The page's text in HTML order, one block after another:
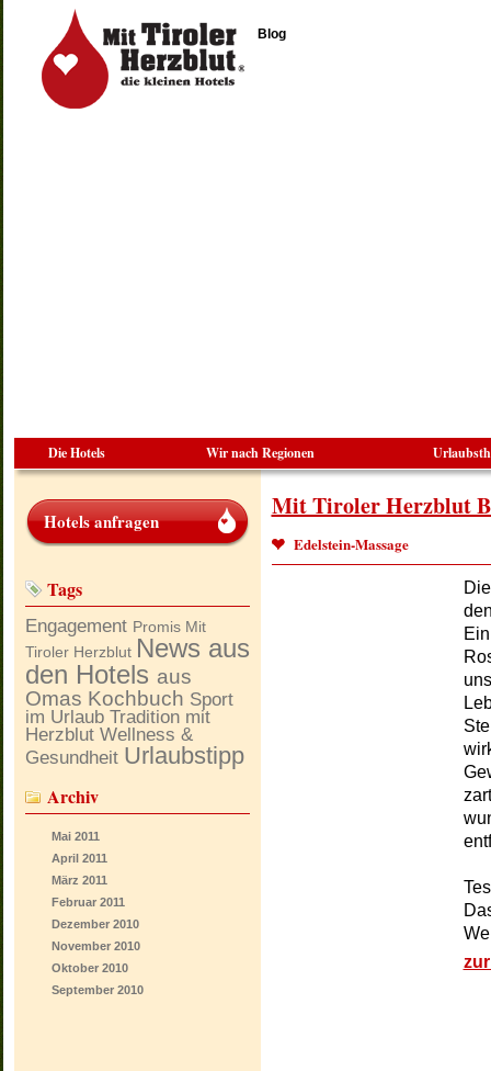
Blog
Die Hotels Wir nach Regionen
Hotels anfragen
Tags
Engagement Promis Mit
Tiroler Herzblut News aus
den Hotels aus
Omas Kochbuch Sport
im Urlaub Tradition mit
Herzblut Wellness &
Gesundheit Urlaubstipp
Archiv
Mai 2011
April 2011
März 2011
Februar 2011
Dezember 2010
November 2010
Oktober 2010
September 2010
Mit Tiroler Herzblut
Edelstein-Massage